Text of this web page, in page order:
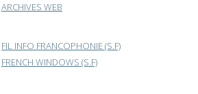
ARCHIVES WEB
FIL INFO FRANCOPHONIE (S.F)
FRENCH WINDOWS (S.F)